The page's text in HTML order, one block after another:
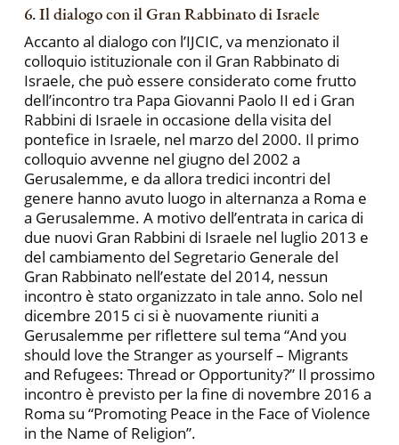
6. Il dialogo con il Gran Rabbinato di Israele
Accanto al dialogo con l’IJCIC, va menzionato il
colloquio istituzionale con il Gran Rabbinato di
Israele, che può essere considerato come frutto
dell’incontro tra Papa Giovanni Paolo II ed i Gran
Rabbini di Israele in occasione della visita del
pontefice in Israele, nel marzo del 2000. Il primo
colloquio avvenne nel giugno del 2002 a
Gerusalemme, e da allora tredici incontri del
genere hanno avuto luogo in alternanza a Roma e
a Gerusalemme. A motivo dell’entrata in carica di
due nuovi Gran Rabbini di Israele nel luglio 2013 e
del cambiamento del Segretario Generale del
Gran Rabbinato nell’estate del 2014, nessun
incontro è stato organizzato in tale anno. Solo nel
dicembre 2015 ci si è nuovamente riuniti a
Gerusalemme per riflettere sul tema “And you
should love the Stranger as yourself – Migrants
and Refugees: Thread or Opportunity?” Il prossimo
incontro è previsto per la fine di novembre 2016 a
Roma su “Promoting Peace in the Face of Violence
in the Name of Religion”.